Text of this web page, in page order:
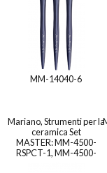
MM-14040-6
Mariano, Strumenti per la
ceramica Set
MASTER: MM-4500-
RSPCT-1, MM-4500-